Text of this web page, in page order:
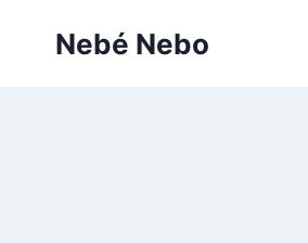
Nebé Nebo